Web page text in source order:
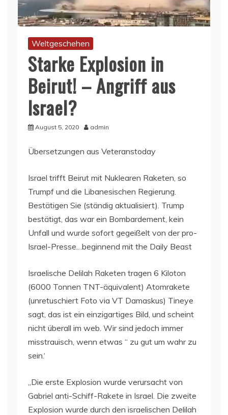
Weltgeschehen
Starke Explosion in
Beirut! – Angriff aus
Israel?
August 5, 2020 admin
Übersetzungen aus Veteranstoday
Israel trifft Beirut mit Nuklearen Raketen, so
Trumpf und die Libanesischen Regierung.
Bestätigen Sie (ständig aktualisiert). Trump
bestätigt, das war ein Bombardement, kein
Unfall und wurde sofort gegeißelt von der pro-
Israel-Presse…beginnend mit the Daily Beast
Israelische Delilah Raketen tragen 6 Kiloton
(6000 Tonnen TNT-äquivalent) Atomrakete
(unretuschiert Foto via VT Damaskus) Tineye
sagt, das ist ein einzigartiges Bild, und scheint
nicht überall im web. Wir sind jedoch immer
misstrauisch, wenn etwas “ zu gut um wahr zu
sein.‘
„Die erste Explosion wurde verursacht von
Gabriel anti-Schiff-Rakete in Israel. Die zweite
Explosion wurde durch den israelischen Delilah